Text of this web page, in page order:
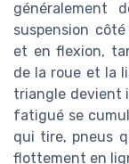
généralement
suspension
et en flexion,
de la roue et la
triangle devient
fatigué se
qui tire, pneus
flottement en